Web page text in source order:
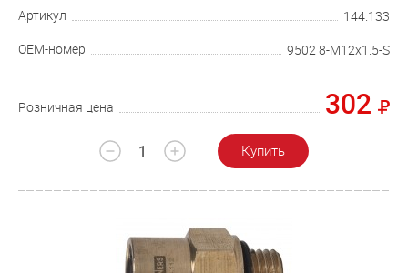
Артикул 144.133
OEM-номер 9502 8-M12x1.5-S
Розничная цена 302
Купить